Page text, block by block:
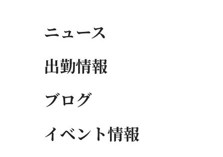
ニュース
出勤情報
ブログ
イベント情報